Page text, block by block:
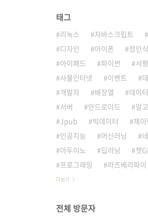
태그
리눅스 자바스크립트
디자인
아이폰
정인식
아이패드
파이썬
서평
사물인터넷
이벤트
개발자
배장열
데이
서버
안드로이드
알
Jpub
빅데이터
제이
인공지능
머신러닝
아두이노
딥러닝 챗
프로그래밍
라즈베리파이
더보기
전체 방문자